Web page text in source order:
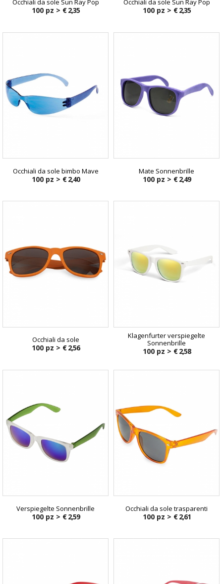
100 pz > € 2,35 100 pz > € 2,35
Occhiali da sole bimbo Mave
100 pz > € 2,40
Mate Sonnenbrille
100 pz > € 2,49
Occhiali da sole
100 pz > € 2,56
Klagenfurter verspiegelte
Sonnenbrille
100 pz > € 2,58
Verspiegelte Sonnenbrille
100 pz > € 2,59
Occhiali da sole trasparenti
100 pz > € 2,61